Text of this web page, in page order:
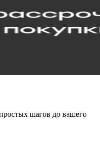
шагов до вашего